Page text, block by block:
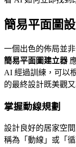
簡易平面圖
一個出色的佈局並
簡易平面圖建立器
AI 經過訓練，可以
的最終設計既美觀
掌握動線規劃
設計良好的居家空
稱為「動線」或「